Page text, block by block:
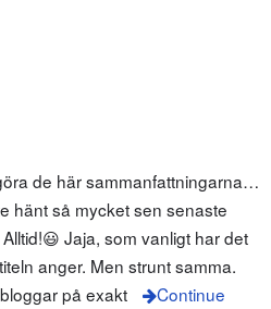
de här sammanfattningarna…
hänt så mycket sen senaste
Jaja, som vanligt har det
anger. Men strunt samma.
på exakt
Continue